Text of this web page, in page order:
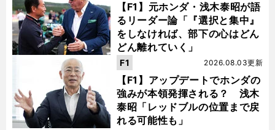
【F1】元ホンダ・浅木泰昭が語
るリーダー論「『選択と集中』
をしなければ、部下の心はどん
どん離れていく」
【F1】アップデートでホンダの
強みが本領発揮される？ 浅木
泰昭「レッドブルの位置まで戻
れる可能性も」
2026.08.03更新
F1